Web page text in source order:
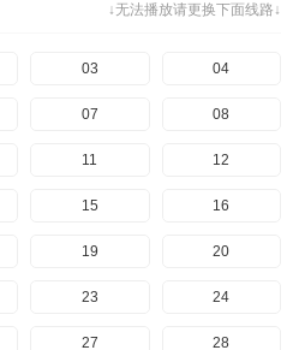
↓无法播放请更换下面线路↓
03 04
07 08
11 12
15 16
19 20
23 24
27 28